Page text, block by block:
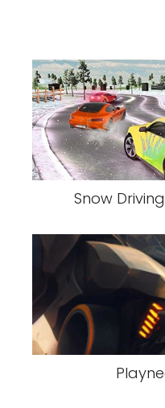
Snow